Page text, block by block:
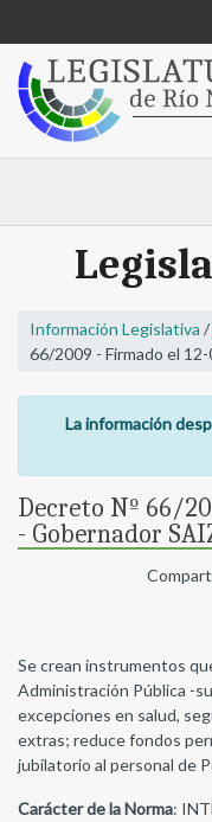
Información Legislativa /
66/2009 - Firmado el
La información
Decreto Nº 66/
- Gobernador
Se crean instrumentos
Administración Pública -
excepciones en salud,
extras; reduce fondos
jubilatorio al personal de
Carácter de la Norma: